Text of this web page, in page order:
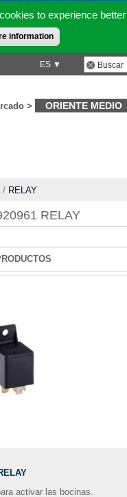
to experience
information
ES ▼
> ORIENTE MEDIO
/ RELAY
RELAY
activar las bocinas.